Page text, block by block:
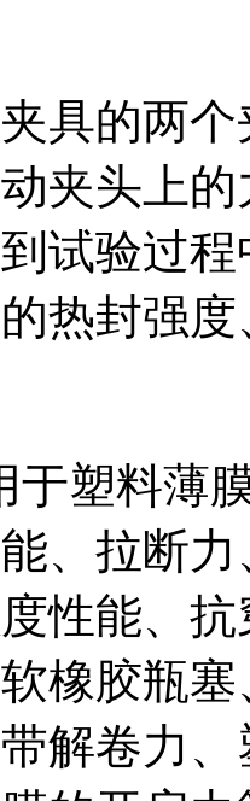
具的两
夹头上
试验过
热封强
于塑料薄
、拉断
性能、
橡胶瓶
解卷力